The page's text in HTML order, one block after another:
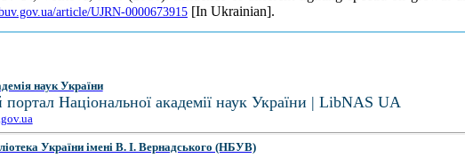
article/UJRN-0000673915[In Ukrainian].
наук України
портал Національної академії наук України | LibNAS UA
України імені В. І. Вернадського (НБУВ)